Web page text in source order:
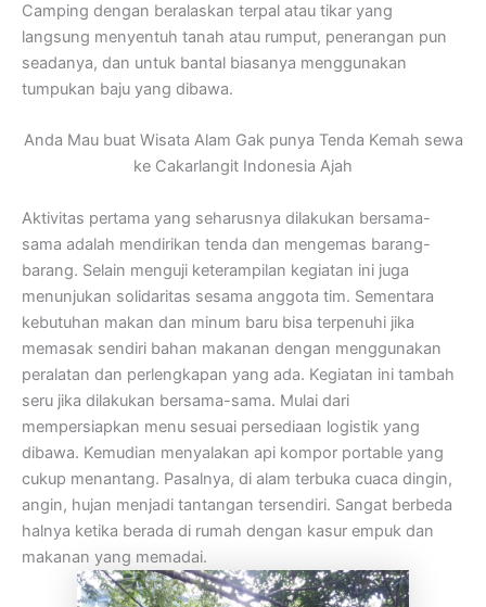
Camping dengan beralaskan terpal atau tikar yang
langsung menyentuh tanah atau rumput, penerangan pun
seadanya, dan untuk bantal biasanya menggunakan
tumpukan baju yang dibawa.
Anda Mau buat Wisata Alam Gak punya Tenda Kemah sewa
ke Cakarlangit Indonesia Ajah
Aktivitas pertama yang seharusnya dilakukan bersama-
sama adalah mendirikan tenda dan mengemas barang-
barang. Selain menguji keterampilan kegiatan ini juga
menunjukan solidaritas sesama anggota tim. Sementara
kebutuhan makan dan minum baru bisa terpenuhi jika
memasak sendiri bahan makanan dengan menggunakan
peralatan dan perlengkapan yang ada. Kegiatan ini tambah
seru jika dilakukan bersama-sama. Mulai dari
mempersiapkan menu sesuai persediaan logistik yang
dibawa. Kemudian menyalakan api kompor portable yang
cukup menantang. Pasalnya, di alam terbuka cuaca dingin,
angin, hujan menjadi tantangan tersendiri. Sangat berbeda
halnya ketika berada di rumah dengan kasur empuk dan
makanan yang memadai.